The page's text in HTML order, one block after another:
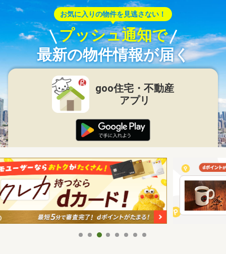
お気に入りの物件を見逃さない！
プッシュ通知で
最新の物件情報が届く
goo住宅・不動産
アプリ